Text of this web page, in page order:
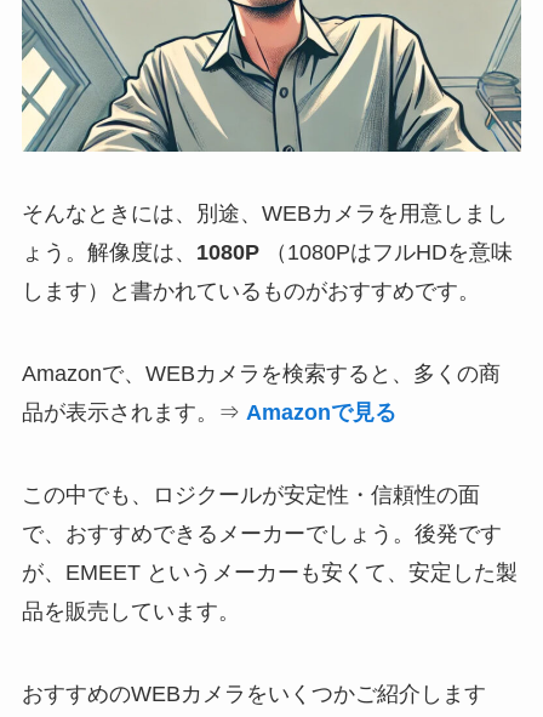
そんなときには、別途、WEBカメラを用意しまし
ょう。解像度は、 1080P
（1080PはフルHDを意味
します）と書かれているものがおすすめです。
Amazonで、WEBカメラを検索すると、多くの商
品が表示されます。⇒ Amazonで見る
この中でも、ロジクールが安定性・信頼性の面
で、おすすめできるメーカーでしょう。後発です
が、EMEET というメーカーも安くて、安定した製
品を販売しています。
おすすめのWEBカメラをいくつかご紹介します